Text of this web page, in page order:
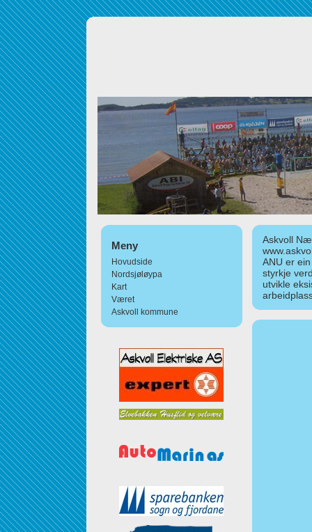
Meny
Hovudside
Nordsjøløypa
Kart
Været
Askvoll kommune
Askvoll
ANU er
styrkje
utvikle